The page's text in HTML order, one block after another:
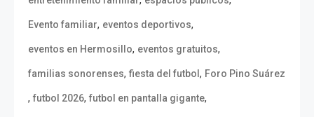
Evento familiar, eventos deportivos,
eventos en Hermosillo, eventos gratuitos,
familias sonorenses, fiesta del futbol , Foro Pino Suárez
, futbol 2026, futbol en pantalla gigante,